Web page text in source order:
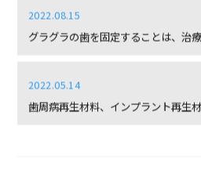
2022.08.15
グラグラの歯を固定することは、治
2022.05.14
歯周病再生材料、インプラント再生